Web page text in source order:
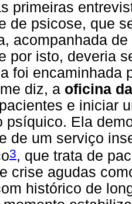
primeiras
de psicose, que
acompanhada
por isto, deveria
foi encaminhada
diz, a oficina
e iniciar
psíquico. Ela
de um serviço
3, que trata de
crise agudas
histórico de